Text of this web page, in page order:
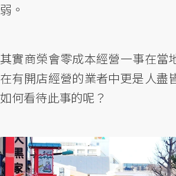
弱。
其實商榮會零成本經營一事在當
在有開店經營的業者中更是人盡
如何看待此事的呢？